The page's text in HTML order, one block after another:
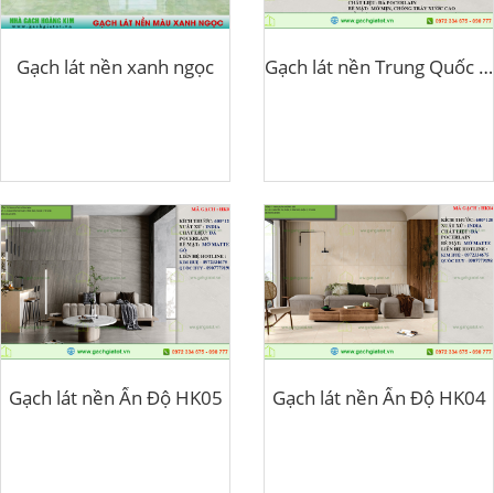
Gạch lát nền xanh ngọc Gạch lát nền Trung Quốc HK52Y
Gạch lát nền Ấn Độ HK05 Gạch lát nền Ấn Độ HK04